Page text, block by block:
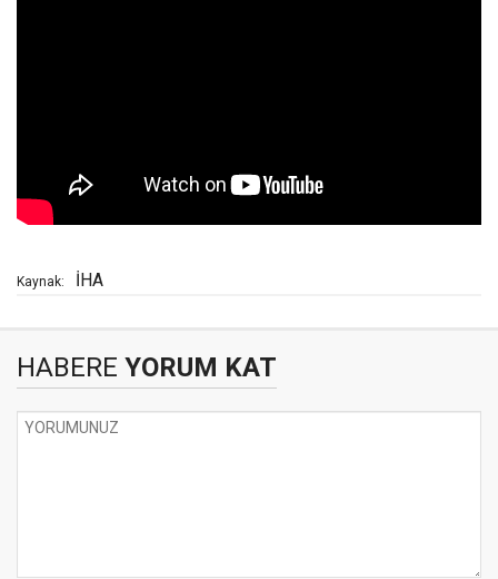
Kaynak: İHA
HABERE YORUM KAT